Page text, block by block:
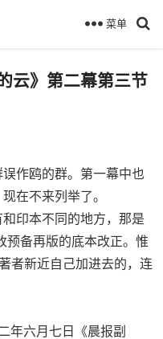
菜单
云》第二幕第三节
作鸥的群。第一幕中也
在不来列举了。
印本不同的地方，那是
预备再版的底本改正。惟
者新近自己加进去的，连
六月七日《晨报副